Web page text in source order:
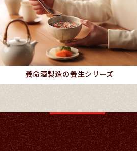
養命酒製造の養生シリーズ